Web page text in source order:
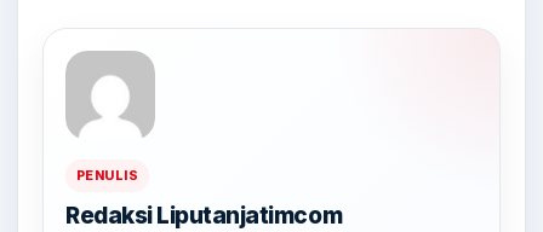
PENULIS
Redaksi Liputanjatimcom